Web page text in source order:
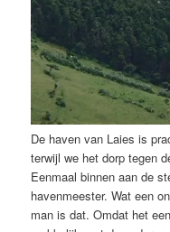
De haven van Laies is
terwijl we het dorp tegen
Eenmaal binnen aan de
havenmeester. Wat een
man is dat. Omdat het